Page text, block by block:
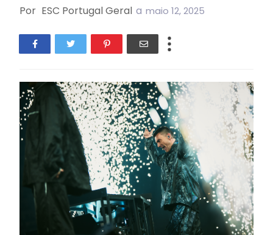
Por ESC Portugal Geral a maio 12, 2025